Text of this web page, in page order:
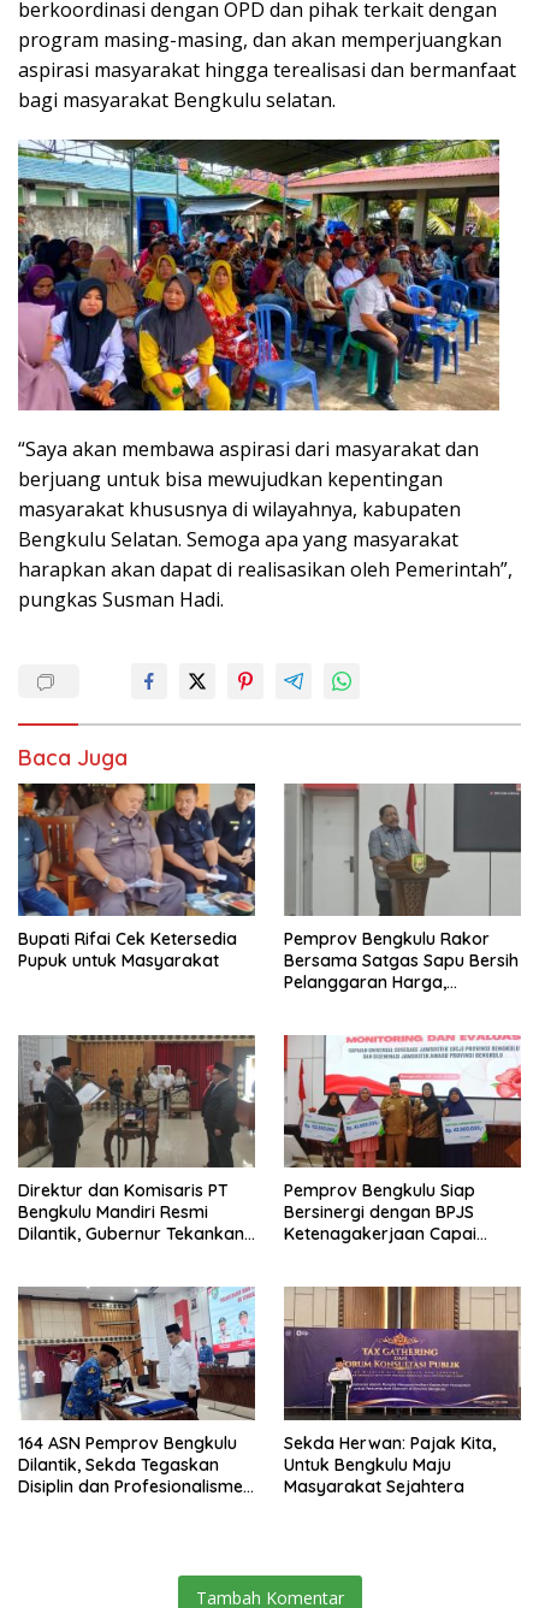
berkoordinasi dengan OPD dan pihak terkait dengan
program masing-masing, dan akan memperjuangkan
aspirasi masyarakat hingga terealisasi dan bermanfaat
bagi masyarakat Bengkulu selatan.
“Saya akan membawa aspirasi dari masyarakat dan
berjuang untuk bisa mewujudkan kepentingan
masyarakat khususnya di wilayahnya, kabupaten
Bengkulu Selatan. Semoga apa yang masyarakat
harapkan akan dapat di realisasikan oleh Pemerintah”,
pungkas Susman Hadi.
Baca Juga
Bupati Rifai Cek Ketersedia
Pupuk untuk Masyarakat
Pemprov Bengkulu Rakor
Bersama Satgas Sapu Bersih
Pelanggaran Harga,
Masih Jadi Sorotan
Direktur dan Komisaris PT
Bengkulu Mandiri Resmi
Dilantik, Gubernur Tekankan
Pemprov Bengkulu Siap
Bersinergi dengan BPJS
Ketenagakerjaan Capai
164 ASN Pemprov Bengkulu
Dilantik, Sekda Tegaskan
Disiplin dan Profesionalisme
Sekda Herwan: Pajak Kita,
Untuk Bengkulu Maju
Masyarakat Sejahtera
Tambah Komentar